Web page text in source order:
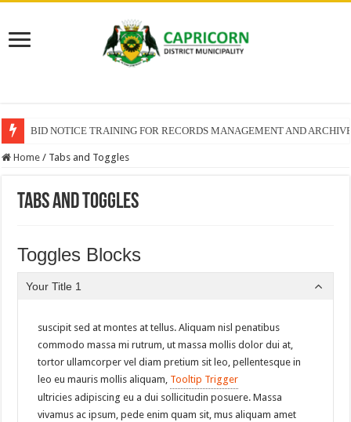
BID NOTICE TRAINING FOR RECORDS MANAGEMENT AND
Home / Tabs and Toggles
Tabs and Toggles
Toggles Blocks
Your Title 1
suscipit sed at montes at tellus. Aliquam nisl penatibus
commodo massa mi rutrum, ut massa mollis dolor dui at,
tortor ullamcorper vel diam pretium sit leo, pellentesque in
leo eu mauris mollis aliquam, Tooltip Trigger
ultricies adipiscing eu a dui sollicitudin posuere. Massa
vivamus ac ipsum, pede enim quam sit, mus aliquam amet